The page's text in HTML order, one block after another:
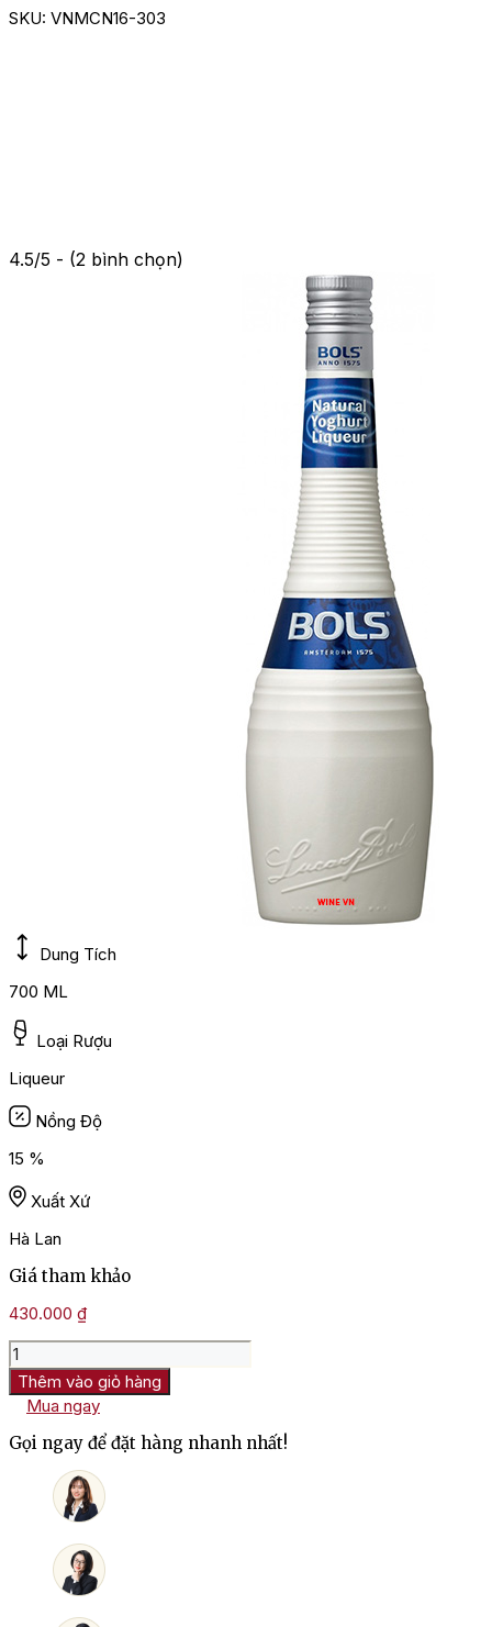
SKU: VNMCN16-303
4.5/5 - (2 bình chọn)
Dung Tích
700 ML
Loại Rượu
Liqueur
Nồng Độ
15 %
Xuất Xứ
Hà Lan
Giá tham khảo
430.000 ₫
Rượu
Bols
Natural
Yoghurt
Liqueur
số
Thêm vào giỏ hàng
Mua ngay
Gọi ngay để đặt hàng nhanh nhất!